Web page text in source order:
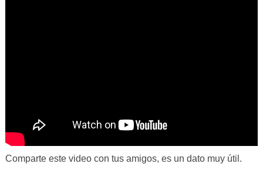
Comparte este video con tus amigos, es un dato muy útil.